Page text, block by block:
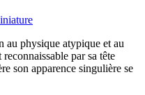
physique atypique et au
par sa tête
son apparence singulière se